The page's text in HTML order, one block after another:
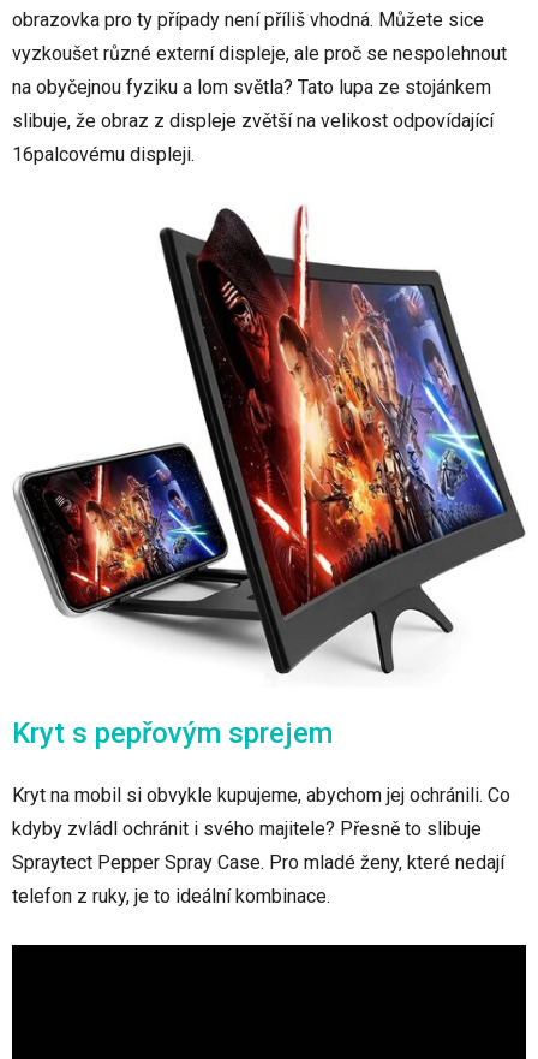
obrazovka pro ty případy není příliš vhodná. Můžete sice
vyzkoušet různé externí displeje, ale proč se nespolehnout
na obyčejnou fyziku a lom světla? Tato lupa ze stojánkem
slibuje, že obraz z displeje zvětší na velikost odpovídající
16palcovému displeji.
Kryt s pepřovým sprejem
Kryt na mobil si obvykle kupujeme, abychom jej ochránili. Co
kdyby zvládl ochránit i svého majitele? Přesně to slibuje
Spraytect Pepper Spray Case. Pro mladé ženy, které nedají
telefon z ruky, je to ideální kombinace.